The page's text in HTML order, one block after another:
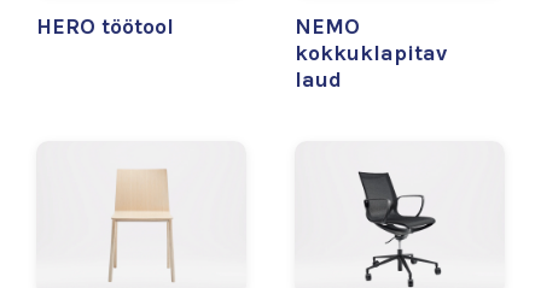
HERO töötool
NEMO
kokkuklapitav
laud